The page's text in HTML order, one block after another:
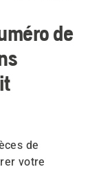
de
de
votre